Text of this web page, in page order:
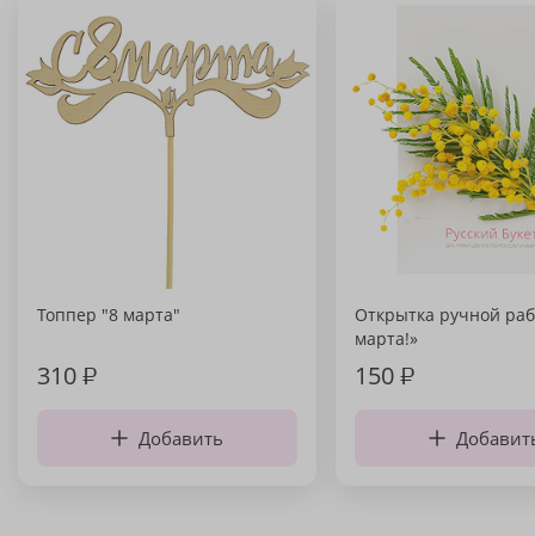
Топпер "8 марта"
310₽
Добавить
Открытка ручной
марта!»
150₽